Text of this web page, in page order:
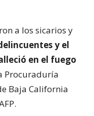
a los sicarios y
y el
en el fuego
Procuraduría
Baja California